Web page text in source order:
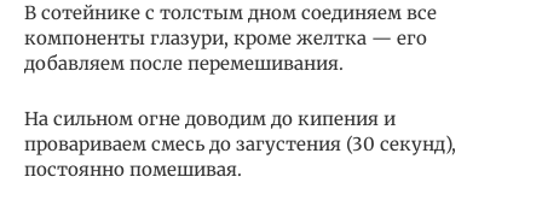
В сотейнике с толстым дном соединяем все
компоненты глазури, кроме желтка — его
добавляем после перемешивания.
На сильном огне доводим до кипения и
провариваем смесь до загустения (30 секунд),
постоянно помешивая.